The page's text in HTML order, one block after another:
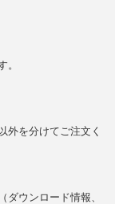
。
外を分けてご注文く
ダウンロード情報、